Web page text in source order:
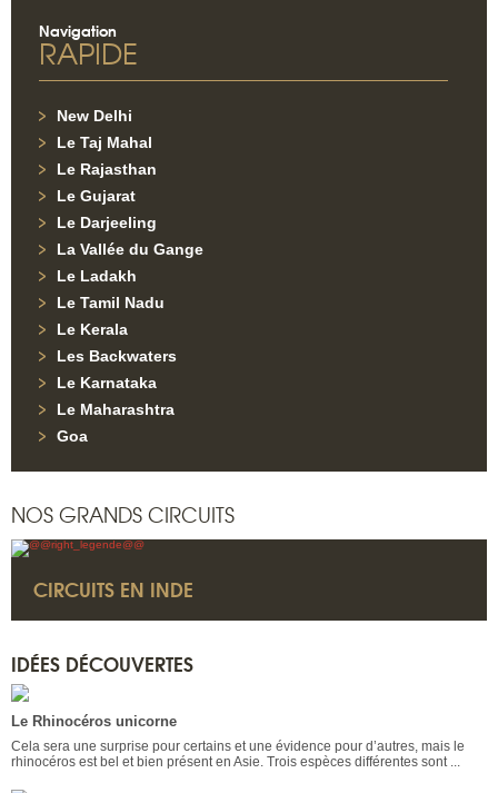
Navigation
RAPIDE
New Delhi
Le Taj Mahal
Le Rajasthan
Le Gujarat
Le Darjeeling
La Vallée du Gange
Le Ladakh
Le Tamil Nadu
Le Kerala
Les Backwaters
Le Karnataka
Le Maharashtra
Goa
NOS GRANDS CIRCUITS
CIRCUITS EN INDE
IDÉES DÉCOUVERTES
Le Rhinocéros unicorne
Cela sera une surprise pour certains et une évidence pour d’autres, mais le
rhinocéros est bel et bien présent en Asie. Trois espèces différentes sont ...